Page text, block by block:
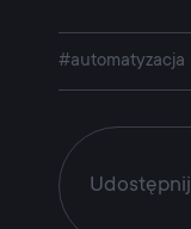
#automatyzacja
Udostępnij